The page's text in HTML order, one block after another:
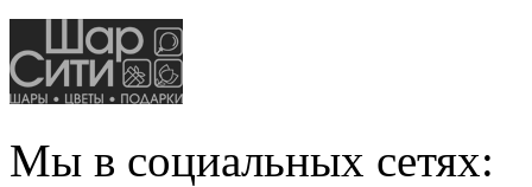
Мы в социальных сетях: